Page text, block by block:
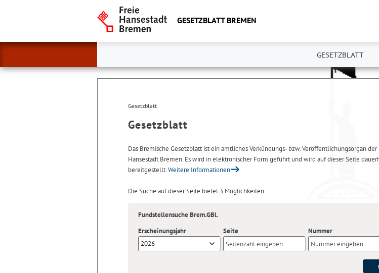
GESETZBLATT BREMEN
GESETZBLATT
Gesetzblatt
Gesetzblatt
Das Bremische Gesetzblatt ist ein amtliches Verkündungs- bzw. Veröffentlichungsorgan der
Hansestadt Bremen. Es wird in elektronischer Form geführt und wird auf dieser Seite
bereitgestellt.Weitere Informationen
Die Suche auf dieser Seite bietet 3 Möglichkeiten.
Fundstellensuche Brem.GBl.
Erscheinungsjahr
2026
Seite Nummer